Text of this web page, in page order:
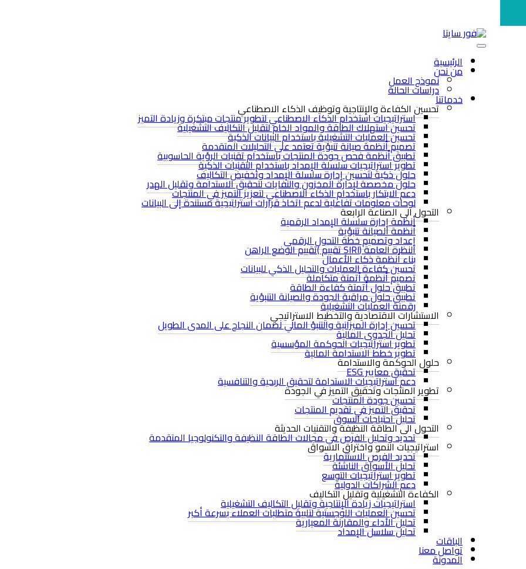
الرئيسية
من نحن
نموذج العمل
دراسات الحالة
خدماتنا
تحسين الكفاءة والإنتاجية وتوظيف الذكاء الاصطناعي
استراتيجيات استخدام الذكاء الاصطناعي لتطوير منتجات مبتكرة وزيادة التميز
تحسين استهلاك الطاقة والمواد الخام لتقليل التكاليف التشغيلية
تحسين العمليات التشغيلية باستخدام البيانات الذكية
تصميم أنظمة صيانة تنبؤية تعتمد على التحليلات المتقدمة
تطبيق أنظمة فحص جودة المنتجات باستخدام تقنيات الرؤية الحاسوبية
تطوير استراتيجيات سلسلة الإمداد باستخدام التقنيات الذكية
حلول ذكية لتحسين إدارة سلسلة الإمداد وتخفيض التكاليف
حلول مخصصة لإدارة المخزون والنفايات لتحقيق الاستدامة وتقليل الهدر
دعم الابتكار باستخدام الذكاء الاصطناعي لتعزيز التميز في المنتجات
لوحات معلومات تفاعلية لدعم اتخاذ قرارات استراتيجية مستندة إلى البيانات
التحول الى الصناعة الرابعة
أنظمة إدارة سلسلة الإمداد الرقمية
أنظمة الصيانة تنبؤية
إعداد وتصميم خطة التحول الرقمي
النظرة العامة (SIRI تقييم )تقييم الوضع الراهن
بناء أنظمة ذكاء الأعمال
تحسين كفاءة العمليات والتحليل الذكي للبيانات
تصميم أنظمة أتمتة متكاملة
تطبيق حلول أتمتة كفاءة الطاقة
تطبيق حلول مراقبة الجودة والصيانة التنبؤية
رقمنة العمليات التشغيلية
الاستشارات الاقتصادية والتخطيط الاستراتيجي
تحسين إدارة الميزانية والتنبؤ المالي لضمان النجاح على المدى الطويل
تحليل الجدوى المالية
تطوير استراتيجيات الحوكمة المؤسسية
تطوير خطط الاستدامة المالية
حلول الحوكمة والاستدامة
تحقيق معايير ESG
دعم استراتيجيات الاستدامة لتحقيق الربحية والتنافسية
تطوير المنتجات وتحقيق التميز في الجودة
تحسين جودة المنتجات
تحقيق التميز في تقديم المنتجات
تحليل احتياجات السوق
التحول الى الطاقة النظيفة والتقنيات الحديثة
تحديد وتحليل الفرص في مجالات الطاقة النظيفة والتكنولوجيا المتقدمة​
استراتيجيات النمو واختراق الاسواق
تحديد الفرص الاستثمارية
تحليل الأسواق الناشئة
تطوير استراتيجيات التوسع
دعم الشراكات الدولية
الكفاءة التشغيلية وتقليل التكاليف
استراتيجيات زيادة الإنتاجية وتقليل التكاليف التشغيلية
تحسين العمليات اللوجستية لتلبية متطلبات العملاء بسرعة أكبر
تحليل الأداء والمقارنة المعيارية
تحليل سلاسل الإمداد
الباقات
تواصل معنا
المدونة